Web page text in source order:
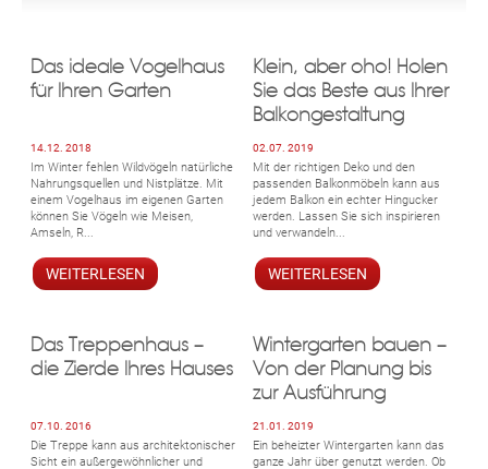
Das ideale Vogelhaus
für Ihren Garten
14.12. 2018
Im Winter fehlen Wildvögeln natürliche
Nahrungsquellen und Nistplätze. Mit
einem Vogelhaus im eigenen Garten
können Sie Vögeln wie Meisen,
Amseln, R...
WEITERLESEN
Klein, aber oho! Holen
Sie das Beste aus Ihrer
Balkongestaltung
02.07. 2019
Mit der richtigen Deko und den
passenden Balkonmöbeln kann aus
jedem Balkon ein echter Hingucker
werden. Lassen Sie sich inspirieren
und verwandeln...
WEITERLESEN
Das Treppenhaus –
die Zierde Ihres Hauses
07.10. 2016
Die Treppe kann aus architektonischer
Sicht ein außergewöhnlicher und
Wintergarten bauen –
Von der Planung bis
zur Ausführung
21.01. 2019
Ein beheizter Wintergarten kann das
ganze Jahr über genutzt werden. Ob